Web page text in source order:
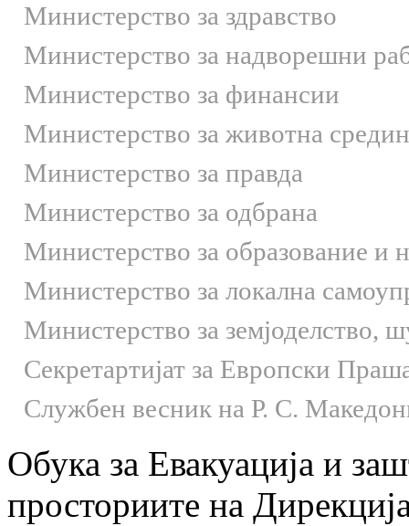
Министерство за здравство
Министерство за надворешни
Министерство за финансии
Министерство за животна
Министерство за правда
Министерство за одбрана
Министерство за образование и
Министерство за локална
Министерство за земјоделство,
Секретартијат за Европски
Службен весник на Р. С.
Обука за Евакуација и
просториите на